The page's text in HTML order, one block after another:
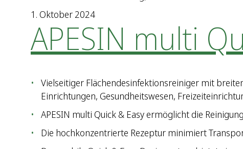
1. Oktober 2024
APESIN multi
Vielseitiger Flächendesinfektionsreiniger mit
Einrichtungen, Gesundheitswesen,
APESIN multi Quick & Easy ermöglicht die
Die hochkonzentrierte Rezeptur minimiert